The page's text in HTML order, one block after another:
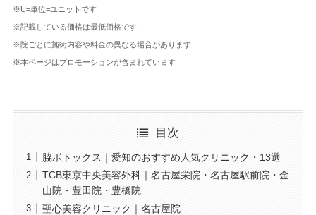
※U=単位=ユニットです
※記載している価格は最低価格です
※院ごとに施術内容や料金の異なる場合があります
※本ページはプロモーションが含まれています
目次
脇ボトックス｜愛知のおすすめ人気クリニック・13選
TCB東京中央美容外科｜名古屋栄院・名古屋駅前院・金
山院・豊田院・豊橋院
聖心美容クリニック｜名古屋院